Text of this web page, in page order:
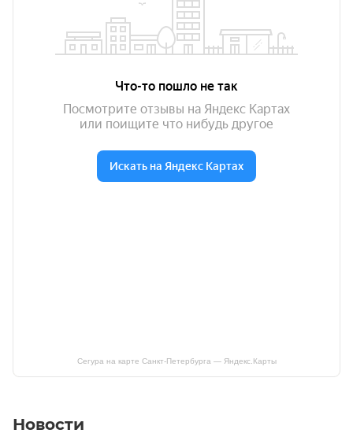
Сегура на карте Санкт‑Петербурга — Яндекс.Карты
Новости